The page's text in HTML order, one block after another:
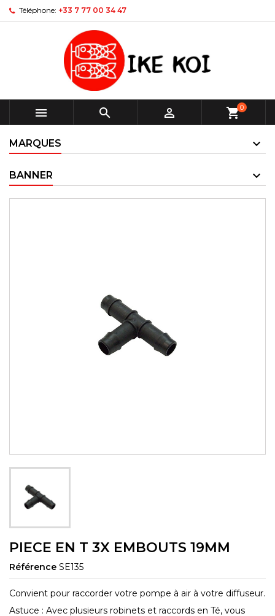
Téléphone: +33 7 77 00 34 47
   shopping_cart0
MARQUES
BANNER
PIECE EN T 3X EMBOUTS 19MM
Référence SE135
Convient pour raccorder votre pompe à air à votre diffuseur.
Astuce : Avec plusieurs robinets et raccords en Té, vous